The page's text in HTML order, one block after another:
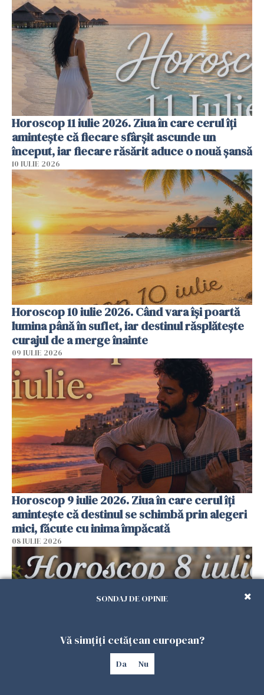
Horoscop 11 iulie 2026. Ziua în care cerul îți
amintește că fiecare sfârșit ascunde un
început, iar fiecare răsărit aduce o nouă șansă
10 IULIE 2026
Horoscop 10 iulie 2026. Când vara își poartă
lumina până în suflet, iar destinul răsplătește
curajul de a merge înainte
09 IULIE 2026
Horoscop 9 iulie 2026. Ziua în care cerul îți
amintește că destinul se schimbă prin alegeri
mici, făcute cu inima împăcată
08 IULIE 2026
SONDAJ DE OPINIE
Vă simțiți cetățean european?
Da Nu